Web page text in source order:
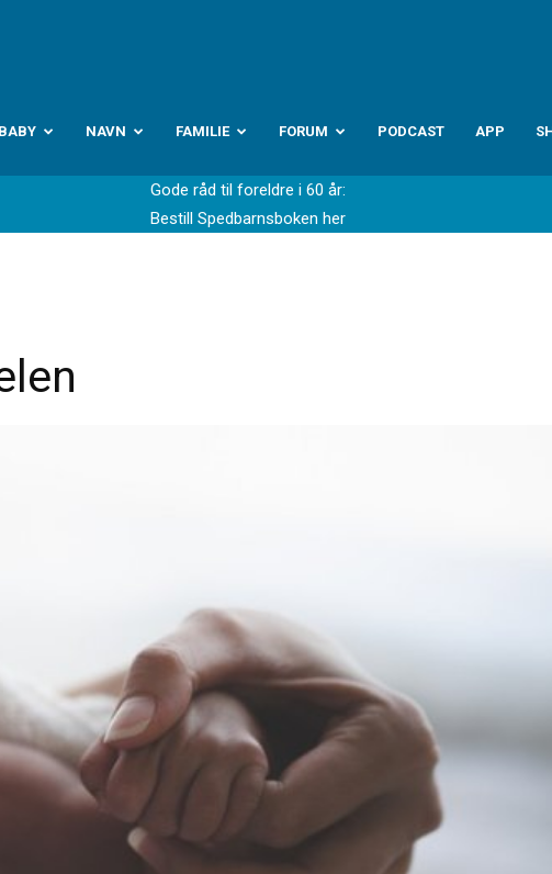
BABY NAVN FAMILIE FORUM PODCAST APP
Gode råd til foreldre i 60 år:
Bestill Spedbarnsboken her